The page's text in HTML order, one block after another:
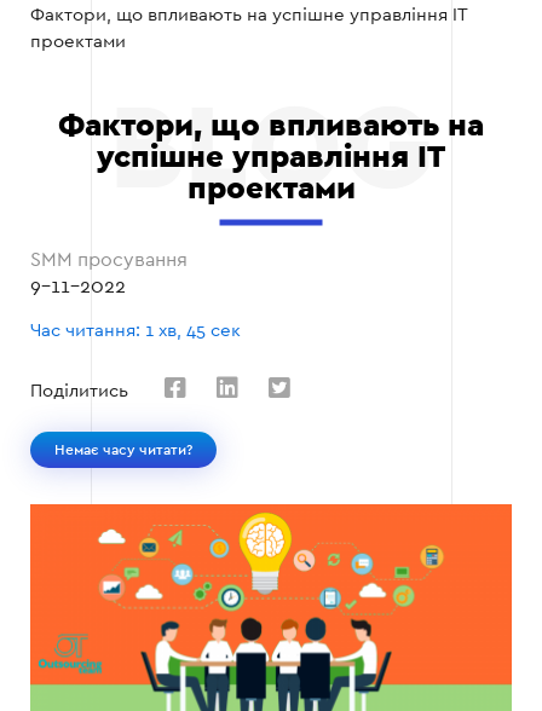
Фактори, що впливають на успішне управління IT
проектами
Фактори, що впливають на
успішне управління IT
проектами
SMM просування
9-11-2022
Час читання: 1 хв, 45 сек
Поділитись
Немає часу читати?